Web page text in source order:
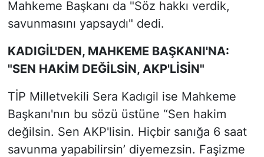
Mahkeme Başkanı da "Söz hakkı verdik,
savunmasını yapsaydı" dedi.
KADIGİL'DEN, MAHKEME BAŞKANI'NA:
"SEN HAKİM DEĞİLSİN, AKP'LİSİN"
TİP Milletvekili Sera Kadıgil ise Mahkeme
Başkanı'nın bu sözü üstüne “Sen hakim
değilsin. Sen AKP'lisin. Hiçbir sanığa 6 saat
savunma yapabilirsin’ diyemezsin. Faşizme